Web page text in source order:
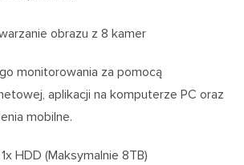
obrazu z 8 kamer
monitorowania za pomocą
aplikacji na komputerze PC oraz
mobilne.
HDD (Maksymalnie 8TB)